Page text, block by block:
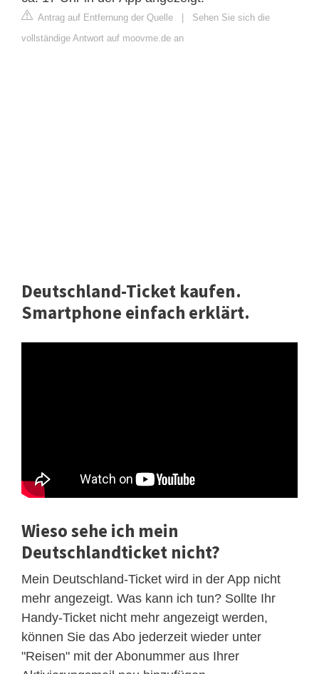
Antrag auf Entfernung der Quelle
Sehen Sie sich die
vollständige Antwort auf moovme.de an
Deutschland-Ticket kaufen.
Smartphone einfach erklärt.
Wieso sehe ich mein
Deutschlandticket nicht?
Mein Deutschland-Ticket wird in der App nicht
mehr angezeigt. Was kann ich tun? Sollte Ihr
Handy-Ticket nicht mehr angezeigt werden,
können Sie das Abo jederzeit wieder unter
"Reisen" mit der Abonummer aus Ihrer